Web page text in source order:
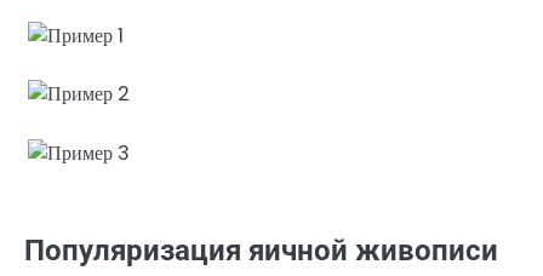
Популяризация яичной живописи